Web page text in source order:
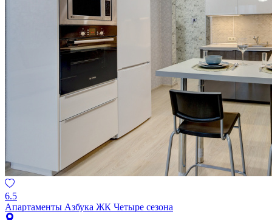
6.5
Апартаменты Азбука ЖК Четыре сезона